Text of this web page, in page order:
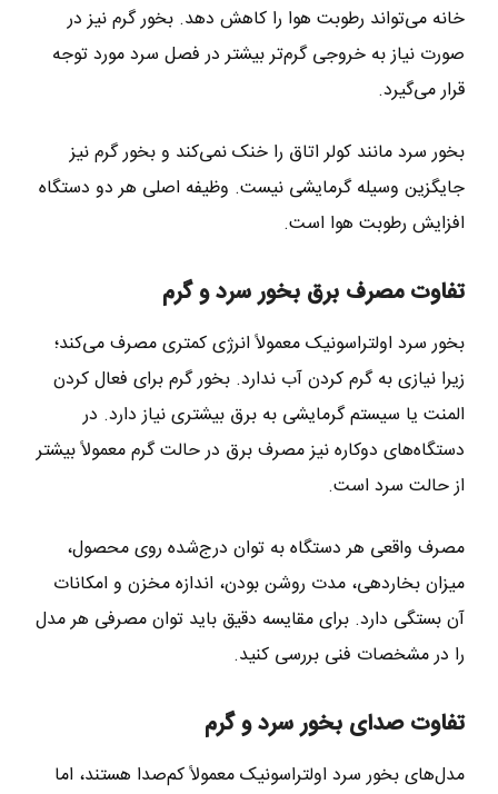
خانه می‌تواند رطوبت هوا را کاهش دهد. بخور گرم نیز در
صورت نیاز به خروجی گرم‌تر بیشتر در فصل سرد مورد توجه
قرار می‌گیرد.
بخور سرد مانند کولر اتاق را خنک نمی‌کند و بخور گرم نیز
جایگزین وسیله گرمایشی نیست. وظیفه اصلی هر دو دستگاه
افزایش رطوبت هوا است.
تفاوت مصرف برق بخور سرد و گرم
بخور سرد اولتراسونیک معمولاً انرژی کمتری مصرف می‌کند؛
زیرا نیازی به گرم کردن آب ندارد. بخور گرم برای فعال کردن
المنت یا سیستم گرمایشی به برق بیشتری نیاز دارد. در
دستگاه‌های دوکاره نیز مصرف برق در حالت گرم معمولاً بیشتر
از حالت سرد است.
مصرف واقعی هر دستگاه به توان درج‌شده روی محصول،
میزان بخاردهی، مدت روشن بودن، اندازه مخزن و امکانات
آن بستگی دارد. برای مقایسه دقیق باید توان مصرفی هر مدل
را در مشخصات فنی بررسی کنید.
تفاوت صدای بخور سرد و گرم
مدل‌های بخور سرد اولتراسونیک معمولاً کم‌صدا هستند، اما